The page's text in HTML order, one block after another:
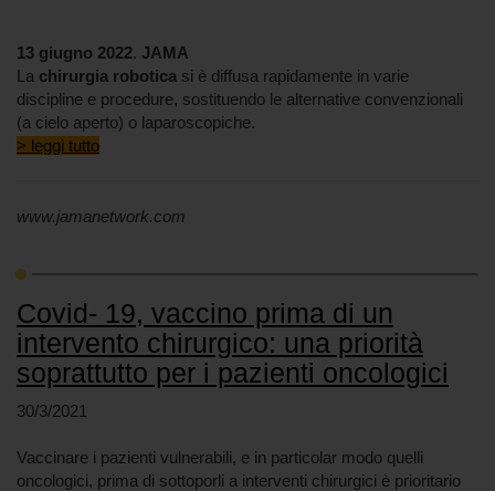
13 giugno 2022. JAMA
La chirurgia robotica si è diffusa rapidamente in varie
discipline e procedure, sostituendo le alternative convenzionali
(a cielo aperto) o laparoscopiche.
> leggi tutto
www.jamanetwork.com
Covid- 19, vaccino prima di un
intervento chirurgico: una priorità
soprattutto per i pazienti oncologici
30/3/2021
Vaccinare i pazienti vulnerabili, e in particolar modo quelli
oncologici, prima di sottoporli a interventi chirurgici è prioritario